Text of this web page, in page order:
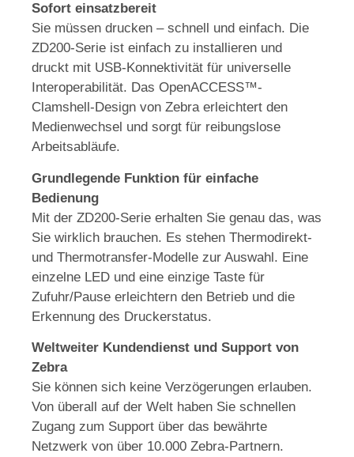
Sofort einsatzbereit
Sie müssen drucken – schnell und einfach. Die
ZD200-Serie ist einfach zu installieren und
druckt mit USB-Konnektivität für universelle
Interoperabilität. Das OpenACCESS™-
Clamshell-Design von Zebra erleichtert den
Medienwechsel und sorgt für reibungslose
Arbeitsabläufe.
Grundlegende Funktion für einfache
Bedienung
Mit der ZD200-Serie erhalten Sie genau das, was
Sie wirklich brauchen. Es stehen Thermodirekt-
und Thermotransfer-Modelle zur Auswahl. Eine
einzelne LED und eine einzige Taste für
Zufuhr/Pause erleichtern den Betrieb und die
Erkennung des Druckerstatus.
Weltweiter Kundendienst und Support von
Zebra
Sie können sich keine Verzögerungen erlauben.
Von überall auf der Welt haben Sie schnellen
Zugang zum Support über das bewährte
Netzwerk von über 10.000 Zebra-Partnern.